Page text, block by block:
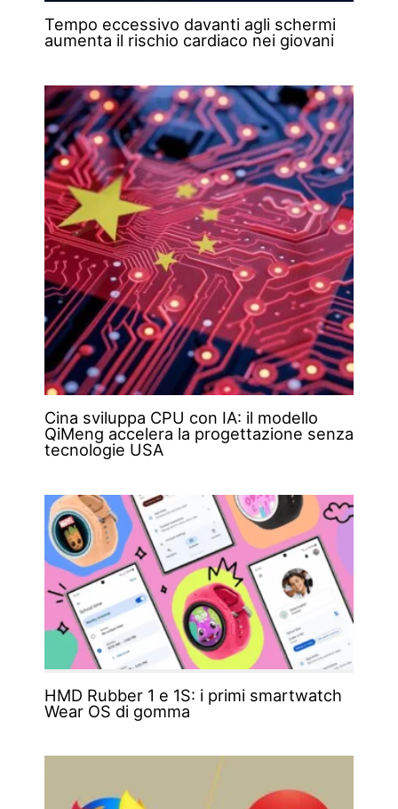
Tempo eccessivo davanti agli schermi
aumenta il rischio cardiaco nei giovani
Cina sviluppa CPU con IA: il modello
QiMeng accelera la progettazione senza
tecnologie USA
HMD Rubber 1 e 1S: i primi smartwatch
Wear OS di gomma